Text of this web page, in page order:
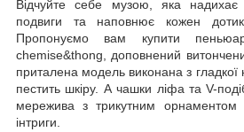
Відчуйте себе музою, яка
подвиги та наповнює кожен
Пропонуємо вам купити
chemise&thong, доповнений
приталена модель виконана з
пестить шкіру. А чашки ліфа та V-
мережива з трикутним орнаментом
інтриги.